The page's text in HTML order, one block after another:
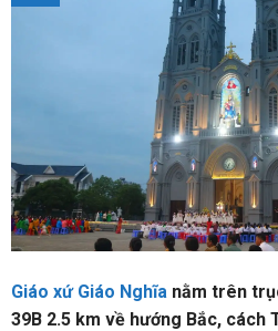
Giáo xứ Giáo Nghĩa nằm trên
39B 2.5 km về hướng Bắc, cách